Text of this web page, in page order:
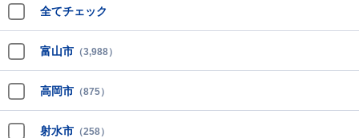
全てチェック
富山市 （3,988）
高岡市 （875）
射水市 （258）